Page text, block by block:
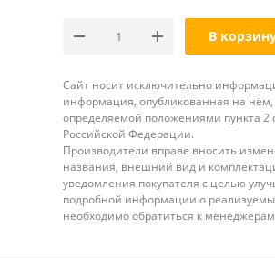
В
Сайт носит исключительно
информация, опубликованная на
определяемой положениями пункта 2
Российской Федерации.
Производители вправе вносить
названия, внешний вид и
уведомления покупателя с целью
подробной информации о
необходимо обратиться к менеджерам